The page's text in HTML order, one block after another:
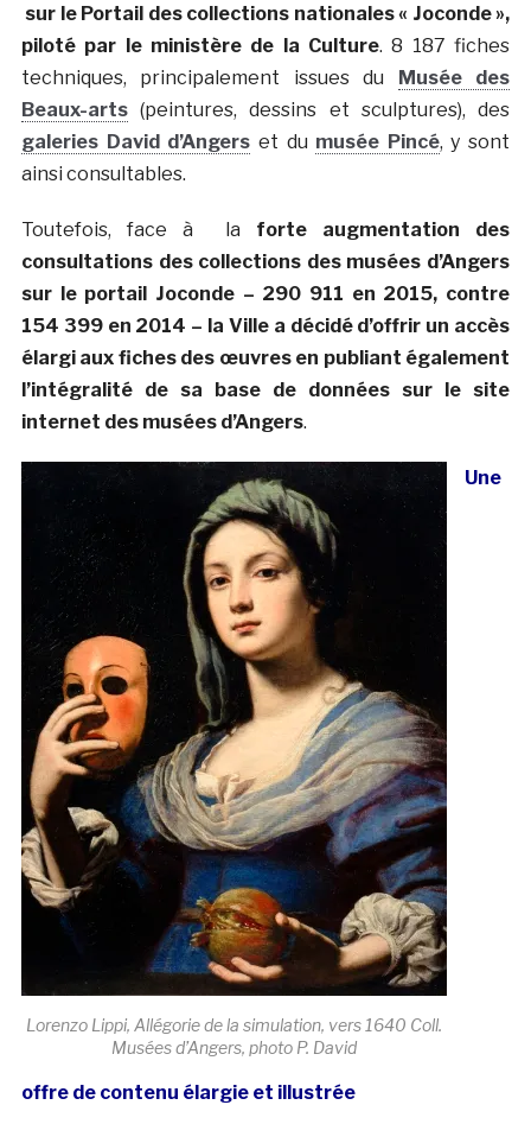
sur le Portail des collections nationales « Joconde »,
piloté par le ministère de la Culture. 8 187 fiches
techniques, principalement issues du Musée des
Beaux-arts(peintures, dessins et sculptures), des
galeries David d’Angers et du musée Pincé, y sont
ainsi consultables.
Toutefois, face à la forte augmentation des
consultations des collections des musées d’Angers
sur le portail Joconde – 290 911 en 2015, contre
154 399 en 2014 – la Ville a décidé d’offrir un accès
élargi aux fiches des œuvres en publiant également
l’intégralité de sa base de données sur le site
internet des musées d’Angers.
Lorenzo Lippi, Allégorie de la simulation, vers 1640 Coll.
Musées d’Angers, photo P. David
Une
offre de contenu élargie et illustrée